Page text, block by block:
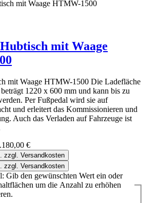
mit Waage
mit Waage HTMW-1500 Die Ladefläche
1220 x 600 mm und kann bis zu
Per Fußpedal wird sie auf
und erleitert das Kommissionieren und
Auch das Verladen auf Fahrzeuge ist
€
zzgl. Versandkosten
zzgl. Versandkosten
Gib den gewünschten Wert ein oder
um die Anzahl zu erhöhen